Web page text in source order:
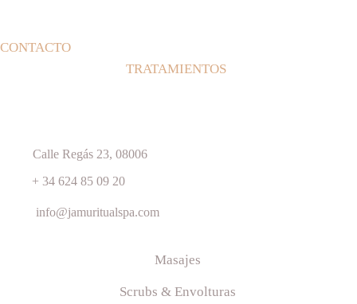
Masajes
Scrubs & Envolturas
TRATAMIENTOS
Calle Regás 23, 08006
CONTACTO
+ 34 624 85 09 20
info@jamuritualspa.com